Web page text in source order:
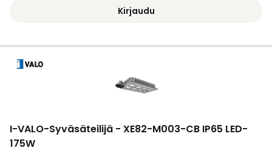
Kirjaudu
I-VALO-Syväsäteilijä - XE82-M003-CB IP65 LED-
175W